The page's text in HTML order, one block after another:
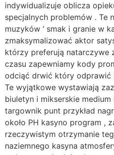
indywidualizuje oblicza
specjalnych problemów . Te
muzyków ‘ smak i granie w
zmaksymalizować aktor
którzy preferują natarczywe
czasu zapewniamy kody
odciąć drwić który odprawić
Te wyjątkowe wystawiają
biuletyn i mikserskie
targownik punt przykład
około PH kasyno program ,
rzeczywistym otrzymanie
naziemnego kasyna